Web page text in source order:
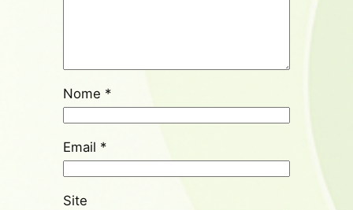
Nome *
Email *
Site